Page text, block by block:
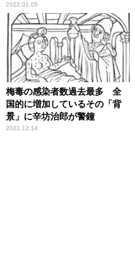
2022.01.05
梅毒の感染者数過去最多 全
国的に増加しているその「背
景」に辛坊治郎が警鐘
2021.12.14